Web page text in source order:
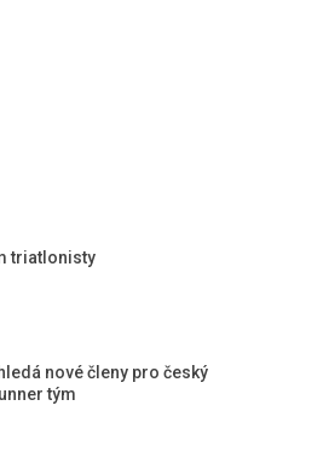
triatlonisty
nové členy pro český
tým